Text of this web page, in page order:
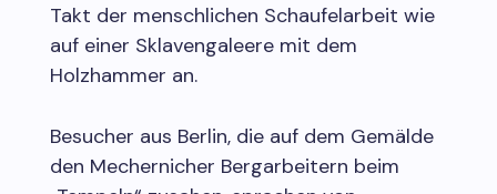
Takt der menschlichen Schaufelarbeit wie
auf einer Sklavengaleere mit dem
Holzhammer an.
Besucher aus Berlin, die auf dem Gemälde
den Mechernicher Bergarbeitern beim